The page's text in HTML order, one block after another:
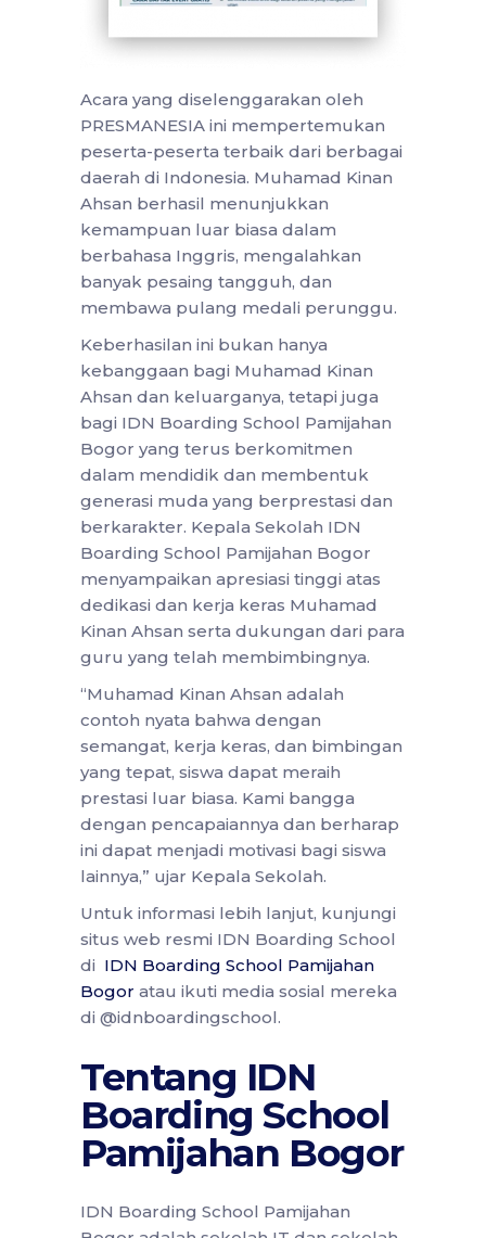
Acara yang diselenggarakan oleh
PRESMANESIA ini mempertemukan
peserta-peserta terbaik dari berbagai
daerah di Indonesia. Muhamad Kinan
Ahsan berhasil menunjukkan
kemampuan luar biasa dalam
berbahasa Inggris, mengalahkan
banyak pesaing tangguh, dan
membawa pulang medali perunggu.
Keberhasilan ini bukan hanya
kebanggaan bagi Muhamad Kinan
Ahsan dan keluarganya, tetapi juga
bagi IDN Boarding School Pamijahan
Bogor yang terus berkomitmen
dalam mendidik dan membentuk
generasi muda yang berprestasi dan
berkarakter. Kepala Sekolah IDN
Boarding School Pamijahan Bogor
menyampaikan apresiasi tinggi atas
dedikasi dan kerja keras Muhamad
Kinan Ahsan serta dukungan dari para
guru yang telah membimbingnya.
“Muhamad Kinan Ahsan adalah
contoh nyata bahwa dengan
semangat, kerja keras, dan bimbingan
yang tepat, siswa dapat meraih
prestasi luar biasa. Kami bangga
dengan pencapaiannya dan berharap
ini dapat menjadi motivasi bagi siswa
lainnya,” ujar Kepala Sekolah.
Untuk informasi lebih lanjut, kunjungi
situs web resmi IDN Boarding School
di IDN Boarding School Pamijahan
Bogor atau ikuti media sosial mereka
di @idnboardingschool.
Tentang IDN
Boarding School
Pamijahan Bogor
IDN Boarding School Pamijahan